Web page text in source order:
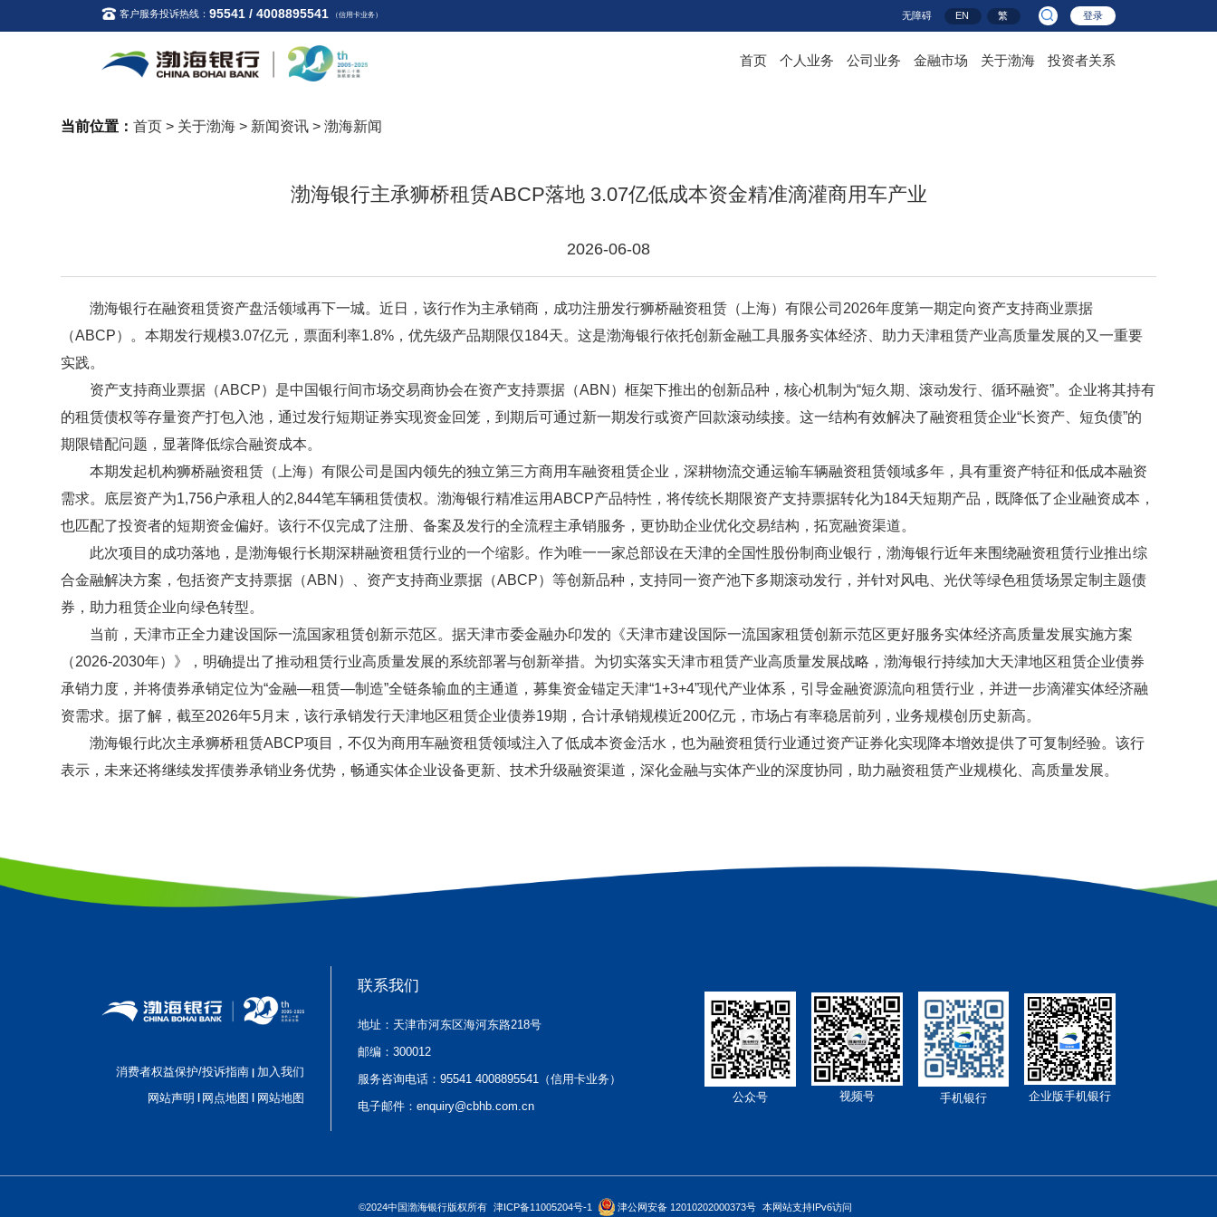
客户服务投诉热线：95541 / 4008895541 （信用卡业务） 无障碍 EN 繁 登录
首页 个人业务 公司业务 金融市场 关于渤海 投资者关系
当前位置：首页 > 关于渤海 > 新闻资讯 >渤海新闻
渤海银行主承狮桥租赁ABCP落地 3.07亿低成本资金精准滴灌商用车产业
2026-06-08
渤海银行在融资租赁资产盘活领域再下一城。近日，该行作为主承销商，成功注册发行狮桥融资租赁（上海）有限公司 2026年度第一期定向资产支持商业票据
（ABCP）。本期发行规模3.07亿元，票面利率1.8%，优先级产品期限仅184天。这是渤海银行依托创新金融工具服务实体经济、助力天津租赁产业高质量发展的又一重要
实践。
资产支持商业票据（ABCP）是中国银行间市场交易商协会在资产支持票据（ABN）框架下推出的创新品种，核心机制为“短久期、滚动发行、循环融资”。企业将其持有
的租赁债权等存量资产打包入池，通过发行短期证券实现资金回笼，到期后可通过新一期发行或资产回款滚动续接。这一结构有效解决了融资租赁企业“长资产、短负债”的
期限错配问题，显著降低综合融资成本。
本期发起机构狮桥融资租赁（上海）有限公司是国内领先的独立第三方商用车融资租赁企业，深耕物流交通运输车辆融资租赁领域多年，具有重资产特征和低成本融资
需求。底层资产为1,756户承租人的2,844笔车辆租赁债权。渤海银行精准运用ABCP产品特性，将传统长期限资产支持票据转化为184天短期产品，既降低了企业融资成本，
也匹配了投资者的短期资金偏好。该行不仅完成了注册、备案及发行的全流程主承销服务，更协助企业优化交易结构，拓宽融资渠道。
此次项目的成功落地，是渤海银行长期深耕融资租赁行业的一个缩影。作为唯一一家总部设在天津的全国性股份制商业银行，渤海银行近年来围绕融资租赁行业推出综
合金融解决方案，包括资产支持票据（ABN）、资产支持商业票据（ABCP）等创新品种，支持同一资产池下多期滚动发行，并针对风电、光伏等绿色租赁场景定制主题债
券，助力租赁企业向绿色转型。
当前，天津市正全力建设国际一流国家租赁创新示范区。据天津市委金融办印发的《天津市建设国际一流国家租赁创新示范区更好服务实体经济高质量发展实施方案
（2026-2030年）》，明确提出了推动租赁行业高质量发展的系统部署与创新举措。为切实落实天津市租赁产业高质量发展战略，渤海银行持续加大天津地区租赁企业债券
承销力度，并将债券承销定位为“金融—租赁—制造”全链条输血的主通道，募集资金锚定天津“1+3+4”现代产业体系，引导金融资源流向租赁行业，并进一步滴灌实体经济融
资需求。据了解，截至2026年5月末，该行承销发行天津地区租赁企业债券19期，合计承销规模近200亿元，市场占有率稳居前列，业务规模创历史新高。
渤海银行此次主承狮桥租赁ABCP项目，不仅为商用车融资租赁领域注入了低成本资金活水，也为融资租赁行业通过资产证券化实现降本增效提供了可复制经验。该行
表示，未来还将继续发挥债券承销业务优势，畅通实体企业设备更新、技术升级融资渠道，深化金融与实体产业的深度协同，助力融资租赁产业规模化、高质量发展。
消费者权益保护/投诉指南 加入我们
网站声明 | 网点地图 | 网站地图
联系我们
地址：天津市河东区海河东路218号
邮编：300012
服务咨询电话：95541 4008895541（信用卡业务）
电子邮件：enquiry@cbhb.com.cn
公众号 视频号 手机银行 企业版手机银行
©2024中国渤海银行版权所有 津ICP备11005204号-1 津公网安备 12010202000373号 本网站支持IPv6访问